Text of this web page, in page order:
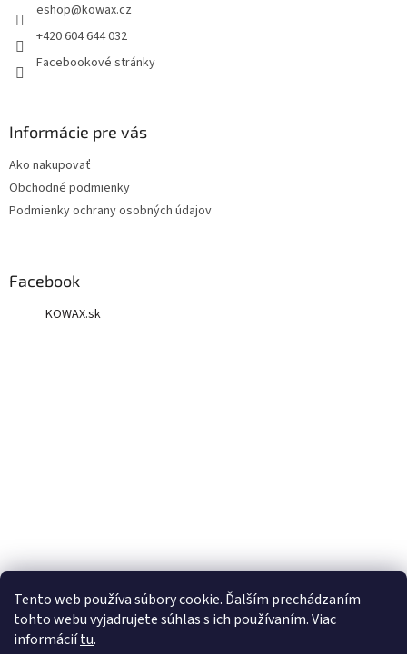
Tento web používa súbory cookie. Ďalším prechádzaním
tohto webu vyjadrujete súhlas s ich používaním. Viac
informáciítu.
eshop@kowax.cz
+420 604 644 032
Facebookové stránky
Informácie pre vás
Ako nakupovať
Obchodné podmienky
Podmienky ochrany osobných údajov
Facebook
KOWAX.sk